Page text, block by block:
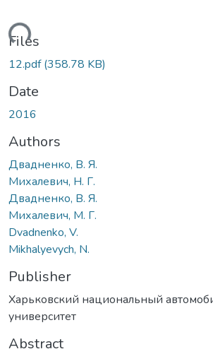
Files
12.pdf(358.78 KB)
Date
2016
Authors
Двадненко, В. Я.
Михалевич, Н. Г.
Двадненко, В. Я.
Михалевич, М. Г.
Dvadnenko, V.
Mikhalyevych, N.
Publisher
Харьковский национальный
университет
Abstract